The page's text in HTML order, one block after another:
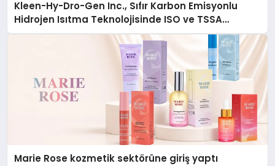
Kleen-Hy-Dro-Gen Inc., Sıfır Karbon Emisyonlu
Hidrojen Isıtma Teknolojisinde ISO ve TSSA
Düzenleyici Onaylarını Aldı
Marie Rose kozmetik sektörüne giriş yaptı